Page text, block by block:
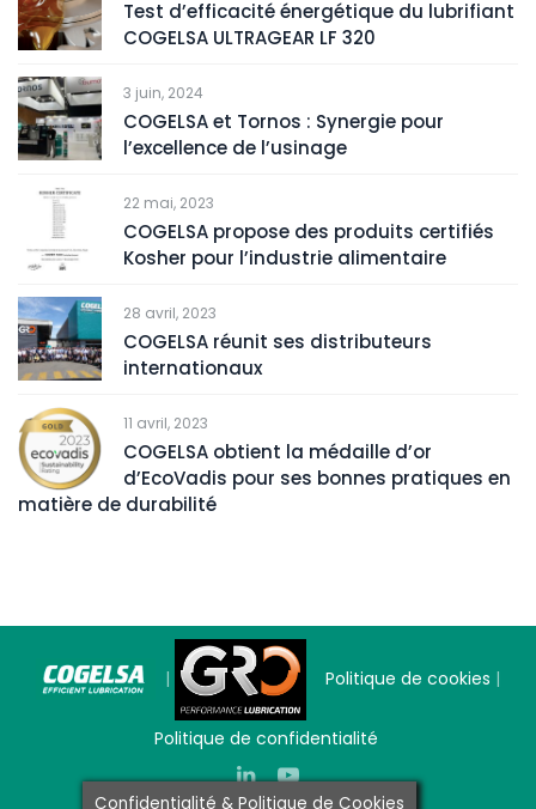
Test d’efficacité énergétique du lubrifiant
COGELSA ULTRAGEAR LF 320
3 juin, 2024
COGELSA et Tornos : Synergie pour
l’excellence de l’usinage
22 mai, 2023
COGELSA propose des produits certifiés
Kosher pour l’industrie alimentaire
28 avril, 2023
COGELSA réunit ses distributeurs
internationaux
11 avril, 2023
COGELSA obtient la médaille d’or
d’EcoVadis pour ses bonnes pratiques en
matière de durabilité
| Politique de cookies |
Politique de confidentialité
Confidentialité & Politique de Cookies